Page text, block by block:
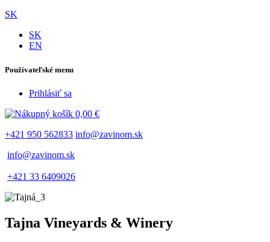
SK
SK
EN
Používateľské menu
Prihlásiť sa
0,00 €
+421 950 562833 info@zavinom.sk
info@zavinom.sk
+421 33 6409026
Tajna Vineyards & Winery